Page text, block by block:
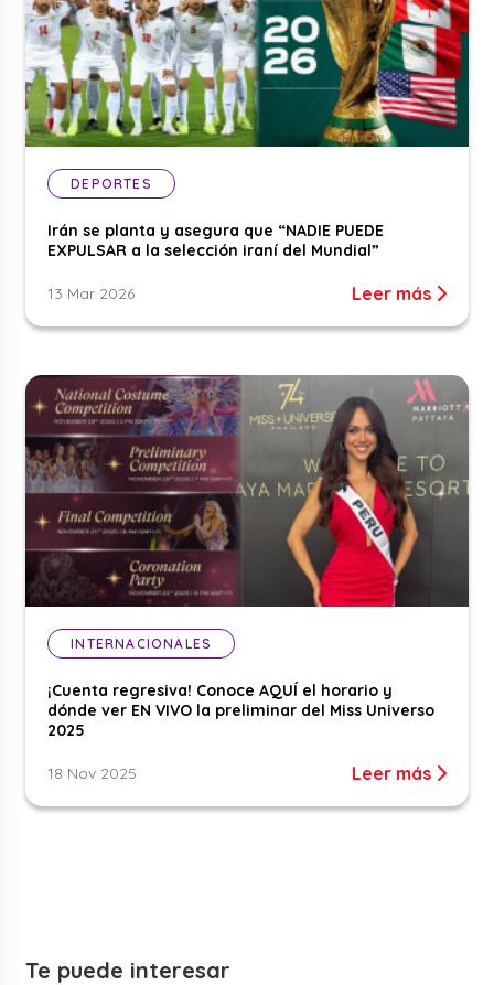
DEPORTES
Irán se planta y asegura que “NADIE PUEDE
EXPULSAR a la selección iraní del Mundial”
13 Mar 2026 Leer más
INTERNACIONALES
¡Cuenta regresiva! Conoce AQUÍ el horario y
dónde ver EN VIVO la preliminar del Miss Universo
2025
18 Nov 2025 Leer más
Te puede interesar